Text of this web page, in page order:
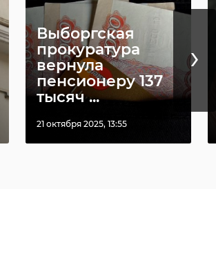
Выборгская
прокуратура
вернула
пенсионеру 137
тысяч ...
21 октября 2025, 13:55
›